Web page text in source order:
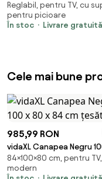
electric, negru, piele
Reglabil, pentru TV, cu
pentru picioare
În stoc
Livrare gratuită
Cele mai bune
985,99 RON
vidaXL Canapea Negru
x 84 cm țesătură
84×100×80 cm, pentru
modern